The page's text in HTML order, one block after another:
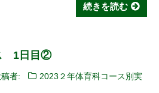
続きを読む
1日目②
者:
2023２年体育科コース別実